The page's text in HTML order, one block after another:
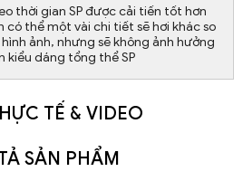
thời gian SP được cải tiến tốt hơn
có thể một vài chi tiết sẽ hơi khác so
hình ảnh, nhưng sẽ không ảnh hưởng
kiểu dáng tổng thể SP
TẾ & VIDEO
SẢN PHẨM